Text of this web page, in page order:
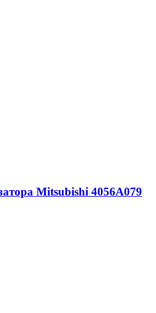
Mitsubishi 4056A079